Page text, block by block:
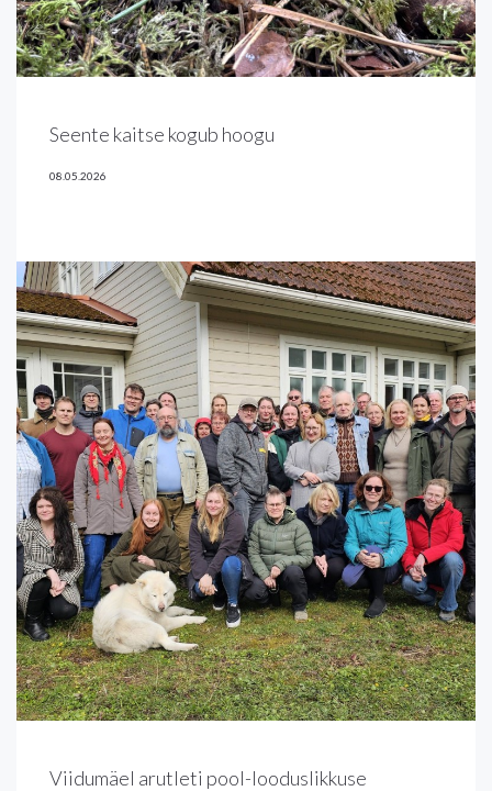
Seente kaitse kogub hoogu
08.05.2026
Viidumäel arutleti pool-looduslikkuse